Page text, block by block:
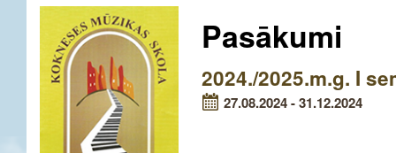
Pasākumi
2024./2025.m.g. I
27.08.2024 - 31.12.2024